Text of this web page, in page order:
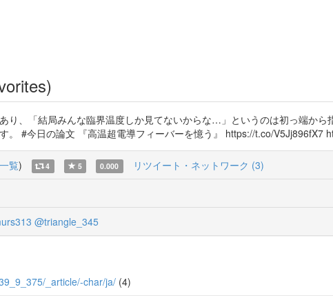
り、「結局みんな臨界温度しか見てないからな…」というのは初っ端か
。 #今日の論文 『高温超電導フィーバーを憶う』 https://t.co/V5Jj896fX7
覧) 4 5 0.000 リツイート・ネットワーク (3)
@triangle_345
_article/-char/ja/ (4)